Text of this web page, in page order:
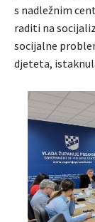
s nadležnim
raditi na
socijalne
djeteta,